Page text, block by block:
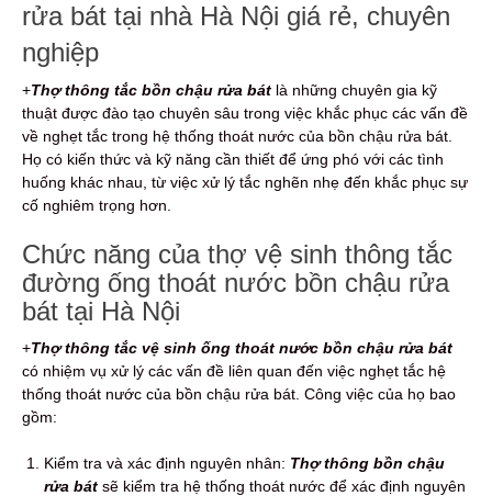
rửa bát tại nhà Hà Nội giá rẻ, chuyên
nghiệp
+Thợ thông tắc bồn chậu rửa bát là những chuyên gia kỹ
thuật được đào tạo chuyên sâu trong việc khắc phục các vấn đề
về nghẹt tắc trong hệ thống thoát nước của bồn chậu rửa bát.
Họ có kiến thức và kỹ năng cần thiết để ứng phó với các tình
huống khác nhau, từ việc xử lý tắc nghẽn nhẹ đến khắc phục sự
cố nghiêm trọng hơn.
Chức năng của thợ vệ sinh thông tắc
đường ống thoát nước bồn chậu rửa
bát tại Hà Nội
+Thợ thông tắc vệ sinh ống thoát nước bồn chậu rửa bát
có nhiệm vụ xử lý các vấn đề liên quan đến việc nghẹt tắc hệ
thống thoát nước của bồn chậu rửa bát. Công việc của họ bao
gồm:
Kiểm tra và xác định nguyên nhân: Thợ thông bồn chậu
rửa bát sẽ kiểm tra hệ thống thoát nước để xác định nguyên